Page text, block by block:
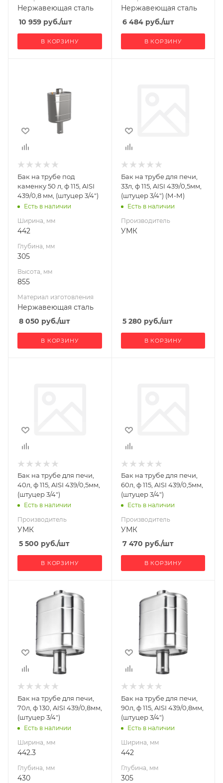
Нержавеющая сталь
10 959 руб./шт
В КОРЗИНУ
Нержавеющая сталь
6 484руб./шт
В КОРЗИНУ
Глубина, мм
Высота, мм
855
Материал
Нержавеющая
сталь
Диаметр дымохода,
мм
Бак на трубе под
каменку 50 л, ф 115, AISI
439/0,8 мм, (штуцер 3/4")
Есть в наличии
Ширина, мм
442
Глубина, мм
305
Высота, мм
855
Материал изготовления
Нержавеющая сталь
8 050 руб./шт
В КОРЗИНУ
Бак на трубе для печи,
33л, ф 115, AISI 439/0,5мм,
(штуцер 3/4") (М-М)
Есть в наличии
Производитель
УМК
5 280 руб./шт
В КОРЗИНУ
Бак на трубе для печи,
40л, ф 115, AISI 439/0,5мм,
(штуцер 3/4")
Есть в наличии
Производитель
УМК
5 500 руб./шт
В КОРЗИНУ
Бак на трубе для печи,
60л, ф 115, AISI 439/0,5мм,
(штуцер 3/4")
Есть в наличии
Производитель
УМК
7 470 руб./шт
В КОРЗИНУ
Ширина, мм
Глубина, мм
Высота, мм
720
Материал
Нержавеющая
сталь
Диаметр дымохода,
мм
Бак на трубе для печи,
70л, ф 130, AISI 439/0,8мм,
(штуцер 3/4")
Есть в наличии
Ширина, мм
442.3
Глубина, мм
430
Ширина, мм
Глубина, мм
Высота, мм
1160
Материал
Нержавеющая
сталь
Диаметр дымохода,
мм
Бак на трубе для печи,
90л, ф 115, AISI 439/0,8мм,
(штуцер 3/4")
Есть в наличии
Ширина, мм
442
Глубина, мм
305